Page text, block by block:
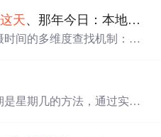
这天、那年今日：本地相册怎么按时间找图
间的多维度查找机制：导
态收窄；时区处理统一以
间一致性。所有功能均依
星期几的方法，通过实现